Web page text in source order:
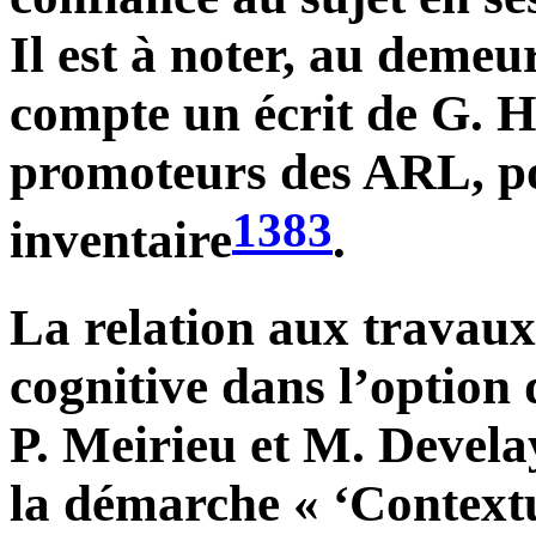
Il est à noter, au
compte un écrit de G.
promoteurs des ARL,
inventaire1383.
La relation aux
cognitive dans l’option
P. Meirieu et M.
la démarche «